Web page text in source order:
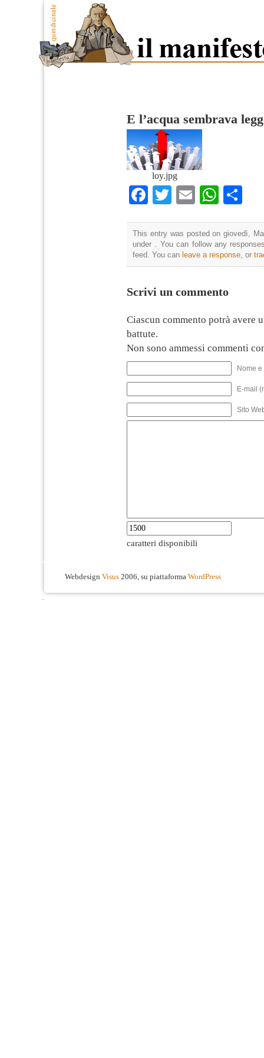
E l’acqua sembrava
loy.jpg
Facebook
Twitter
Email
This entry was posted on giovedì,
under . You can follow any
feed. You can leave a response , or
Scrivi un commento
Ciascun commento potrà avere
battute.
Non sono ammessi commenti
Nome
E-mail
Sito
caratteri disponibili
Webdesign Visus 2006, su piattaforma WordPress